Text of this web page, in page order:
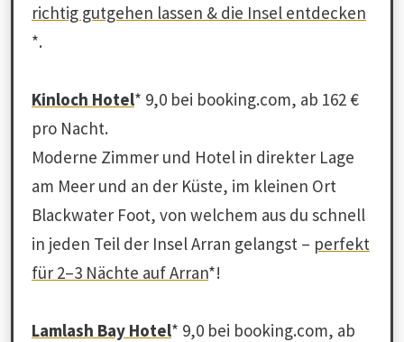
richtig gutgehen lassen & die Insel entdecken
*.
Kinloch Hotel* 9,0 bei booking.com, ab 162 €
pro Nacht.
Moderne Zimmer und Hotel in direkter Lage
am Meer und an der Küste, im kleinen Ort
Blackwater Foot, von welchem aus du schnell
in jeden Teil der Insel Arran gelangst – perfekt
für 2–3 Nächte auf Arran*!
Lamlash Bay Hotel* 9,0 bei booking.com, ab